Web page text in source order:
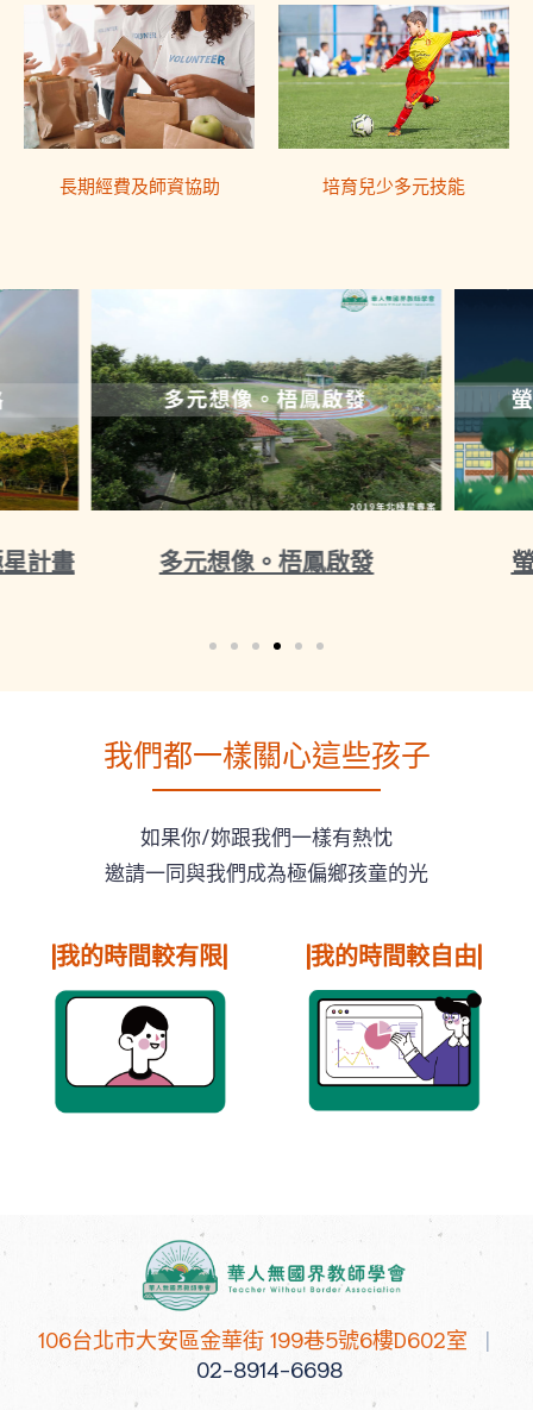
長期經費及師資協助 培育兒少多元技能
計畫 多元想像。梧鳳啟發
我們都一樣關心這些孩子
如果你/妳跟我們一樣有熱忱
邀請一同與我們成為極偏鄉孩童的光
|我的時間較有限| |我的時間較自由|
106台北市大安區金華街 199巷5號6樓D602室 |
02-8914-6698